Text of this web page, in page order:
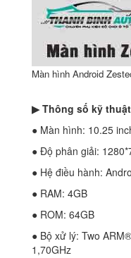
Màn hình Android
▶ Thông số kỹ
● Màn hình: 10.25
● Độ phân giải:
● Hệ điều hành:
● RAM: 4GB
● ROM: 64GB
● Bộ xử lý: Two
1,70GHz